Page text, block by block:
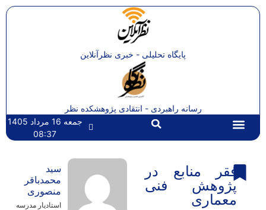
پایگاه تحلیلی - خبری نظرآنلاین
رسانه راهبردی - انتقادی پژوهشکده نظر
جمعه 16 مرداد 1405
08:37
فقر منابع در
پژوهش فنی
معماری
سید
محمدباقر
منصوری
استادیار مدرسه